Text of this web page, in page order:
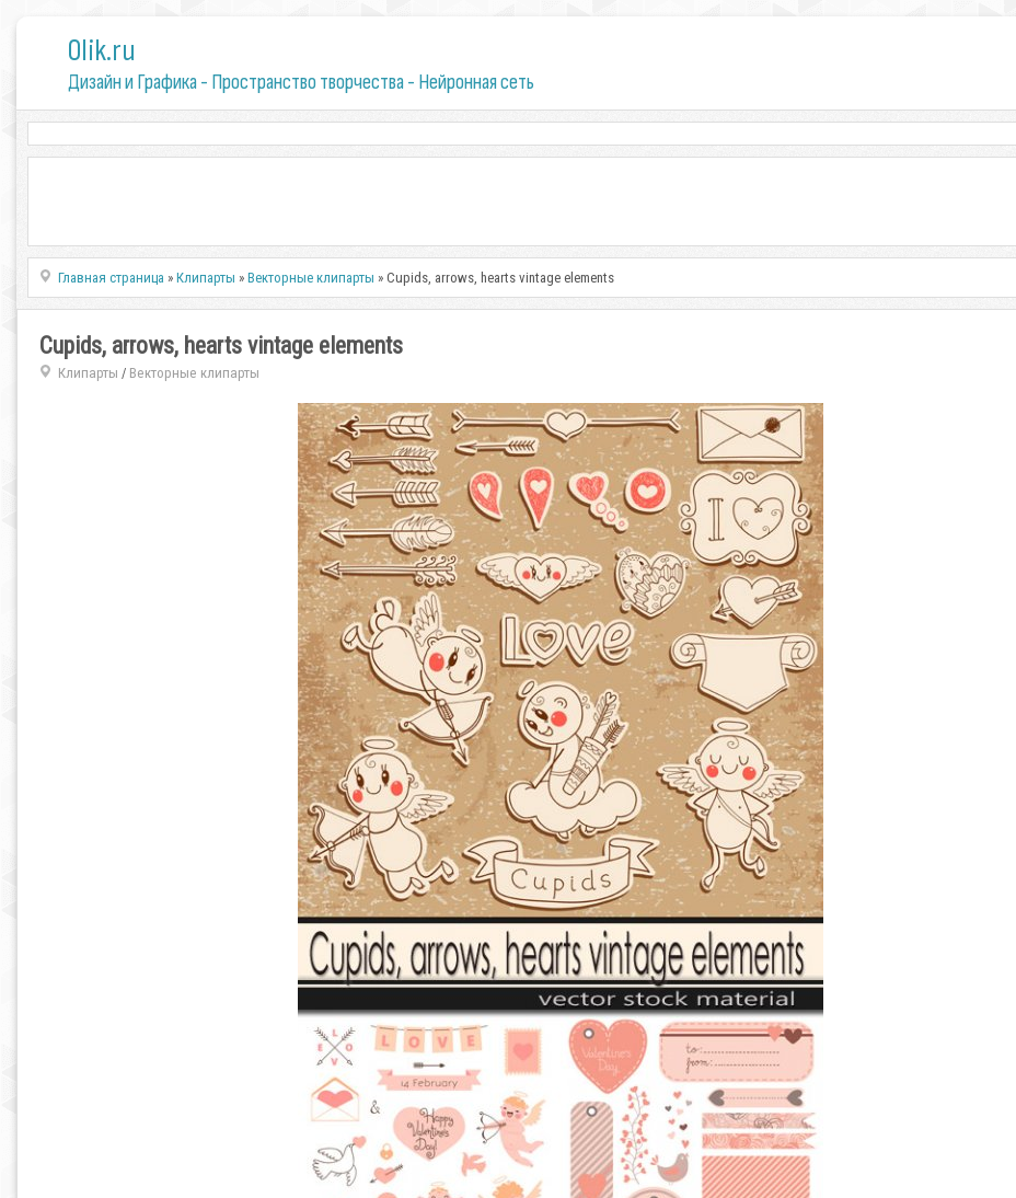
0lik.ru
Дизайн и Графика - Пространство творчества - Нейронная сеть
Главная страница »Клипарты »Векторные клипарты » Cupids, arrows, hearts vintage elements
Cupids, arrows, hearts vintage elements
Клипарты / Векторные клипарты